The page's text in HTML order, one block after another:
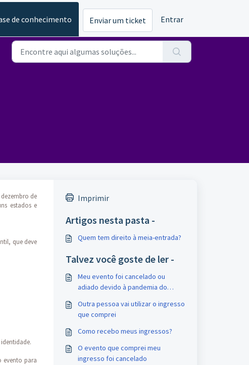
de conhecimento Enviar um ticket Entrar
de
estados e
que deve
evento para
Imprimir
Artigos nesta pasta -
Quem tem direito à meia-entrada?
Talvez você goste de ler -
Meu evento foi cancelado ou
adiado devido à pandemia do
Outra pessoa vai utilizar o ingresso
que comprei
Como recebo meus ingressos?
O evento que comprei meu
ingresso foi cancelado